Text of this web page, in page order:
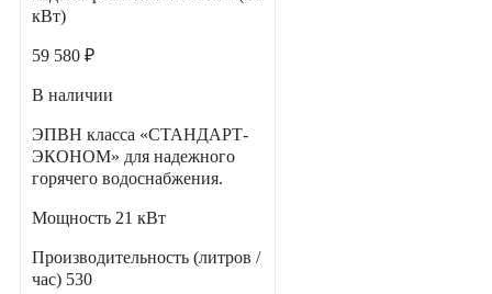
кВт)
59 580 ₽
В наличии
ЭПВН класса «СТАНДАРТ-
ЭКОНОМ» для надежного
горячего водоснабжения.
Мощность 21 кВт
Производительность (литров /
час) 530